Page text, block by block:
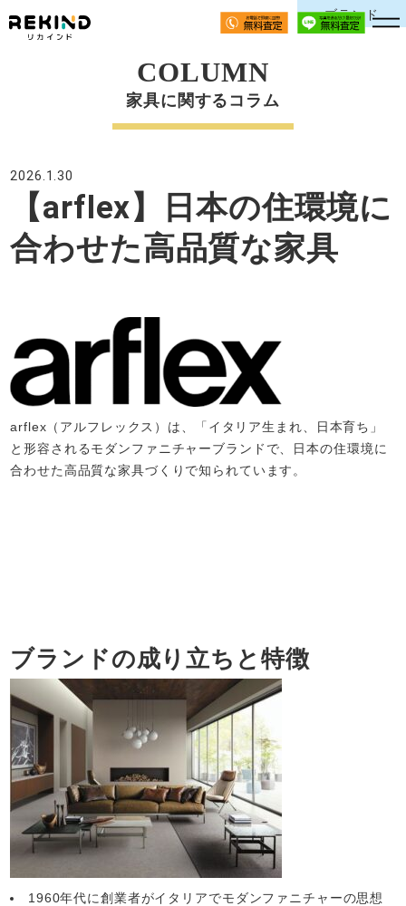
COLUMN
家具に関するコラム
2026.1.30
【arflex】日本の住環境に
合わせた高品質な家具
ブランド
arflex（アルフレックス）は、「イタリア生まれ、日本育ち」
と形容されるモダンファニチャーブランドで、日本の住環境に
合わせた高品質な家具づくりで知られています。
ブランドの成り立ちと特徴
1960年代に創業者がイタリアでモダンファニチャーの思想